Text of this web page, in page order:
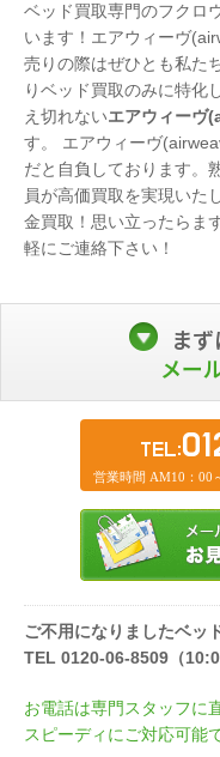
ベッド買取専門のフクロ
います！エアウィーヴ
売りの際はぜひとも私た
りベッド買取のみに特化
え切れないエアウィーヴ
す。 エアウィーヴ
だと自負しております。
員が高価買取を実現いた
金買取！思い立ったらま
軽にご連絡下さい！
ま
メー
TEL:
営業時間 AM10：00
ご不用になりましたベッ
TEL 0120-06-8509（
お電話は専門スタッフに
スピーディにご対応可能